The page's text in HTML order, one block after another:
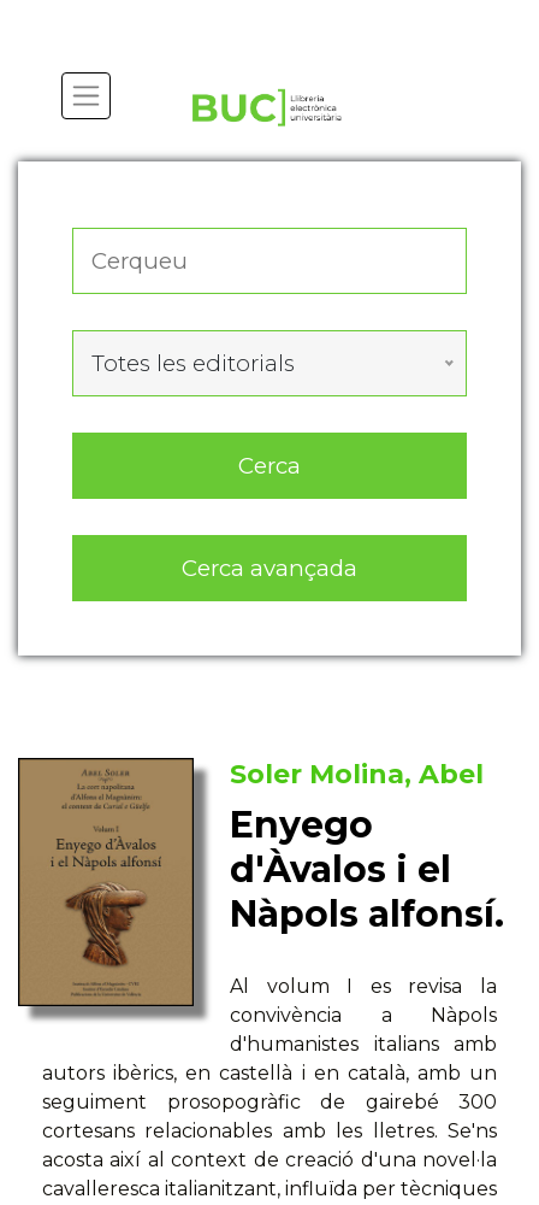
Totes les editorials
Cerca
Cerca avançada
Soler Molina, Abel
Enyego
d'Àvalos i el
Nàpols alfonsí.
Al volum I es revisa la
convivència a Nàpols
d'humanistes italians amb
autors ibèrics, en castellà i en català, amb un
seguiment prosopogràfic de gairebé 300
cortesans relacionables amb les lletres. Se'ns
acosta així al context de creació d'una novel·la
cavalleresca italianitzant, influïda per tècniques